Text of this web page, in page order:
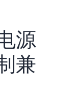
源
兼